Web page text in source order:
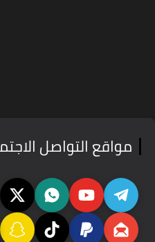
مواقع التواصل